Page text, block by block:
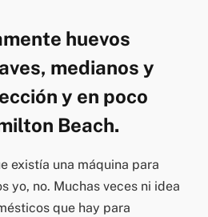
huevos
medianos y
y en poco
Beach.
existía una máquina para
yo, no. Muchas veces ni idea
que hay para